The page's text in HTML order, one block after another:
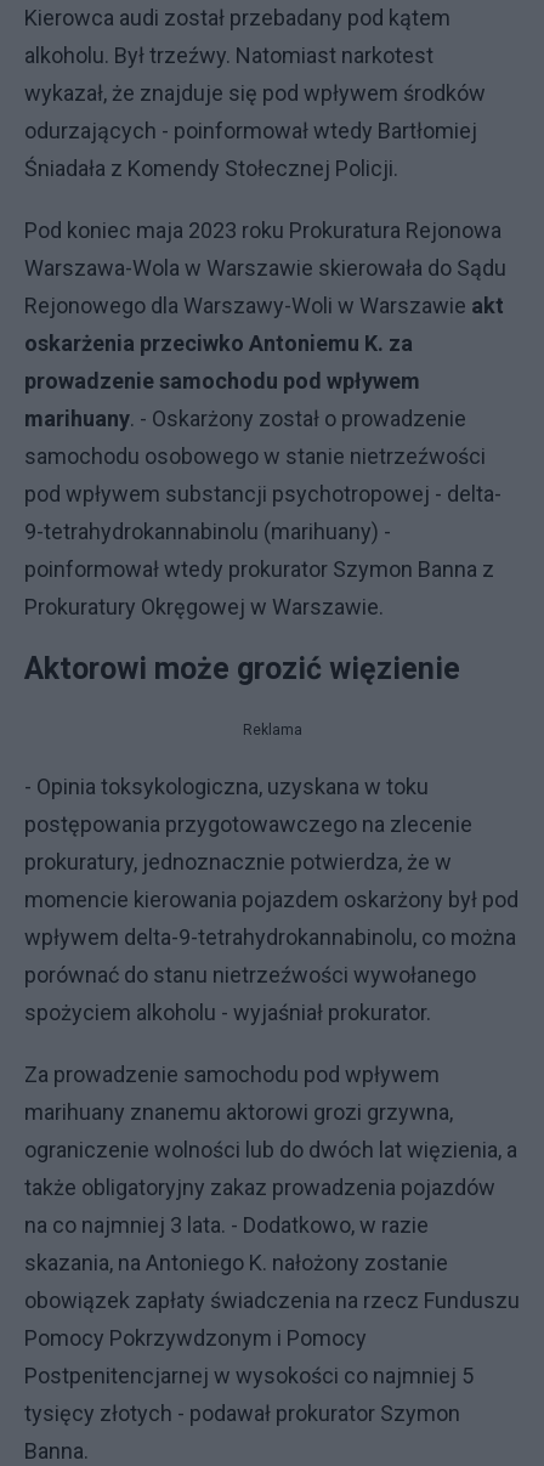
Kierowca audi został przebadany pod kątem
alkoholu. Był trzeźwy. Natomiast narkotest
wykazał, że znajduje się pod wpływem środków
odurzających - poinformował wtedy Bartłomiej
Śniadała z Komendy Stołecznej Policji.
Pod koniec maja 2023 roku Prokuratura Rejonowa
Warszawa-Wola w Warszawie skierowała do Sądu
Rejonowego dla Warszawy-Woli w Warszawie akt
oskarżenia przeciwko Antoniemu K. za
prowadzenie samochodu pod wpływem
marihuany. - Oskarżony został o prowadzenie
samochodu osobowego w stanie nietrzeźwości
pod wpływem substancji psychotropowej - delta-
9-tetrahydrokannabinolu (marihuany) -
poinformował wtedy prokurator Szymon Banna z
Prokuratury Okręgowej w Warszawie.
Aktorowi może grozić więzienie
Reklama
- Opinia toksykologiczna, uzyskana w toku
postępowania przygotowawczego na zlecenie
prokuratury, jednoznacznie potwierdza, że w
momencie kierowania pojazdem oskarżony był pod
wpływem delta-9-tetrahydrokannabinolu, co można
porównać do stanu nietrzeźwości wywołanego
spożyciem alkoholu - wyjaśniał prokurator.
Za prowadzenie samochodu pod wpływem
marihuany znanemu aktorowi grozi grzywna,
ograniczenie wolności lub do dwóch lat więzienia, a
także obligatoryjny zakaz prowadzenia pojazdów
na co najmniej 3 lata. - Dodatkowo, w razie
skazania, na Antoniego K. nałożony zostanie
obowiązek zapłaty świadczenia na rzecz Funduszu
Pomocy Pokrzywdzonym i Pomocy
Postpenitencjarnej w wysokości co najmniej 5
tysięcy złotych - podawał prokurator Szymon
Banna.